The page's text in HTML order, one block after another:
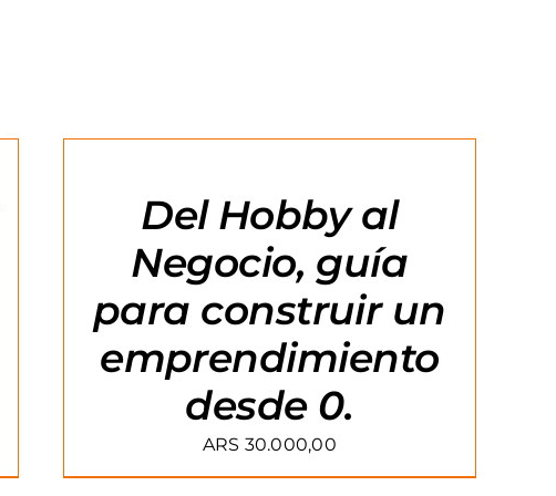
AL
Del Hobby al
Negocio, guía
para construir un
emprendimiento
desde 0.
ARS 30.000,00